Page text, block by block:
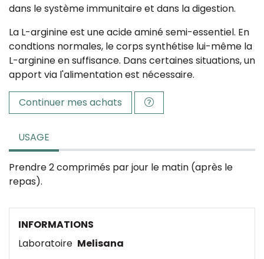
dans le système immunitaire et dans la digestion.
La L-arginine est une acide aminé semi-essentiel. En
condtions normales, le corps synthétise lui-même la
L-arginine en suffisance. Dans certaines situations, un
apport via l'alimentation est nécessaire.
Continuer mes achats
USAGE
Prendre 2 comprimés par jour le matin (après le
repas).
INFORMATIONS
Laboratoire Melisana